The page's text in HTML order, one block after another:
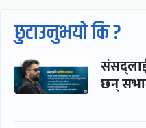
छुटाउनुभयो कि ?
संसद्लाई
छन्